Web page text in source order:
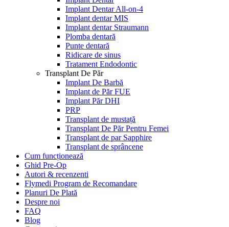
Implant Dentar All-on-4
Implant dentar MIS
Implant dentar Straumann
Plomba dentară
Punte dentară
Ridicare de sinus
Tratament Endodontic
Transplant De Păr
Implant De Barbă
Implant de Păr FUE
Implant Păr DHI
PRP
Transplant de mustață
Transplant De Păr Pentru Femei
Transplant de par Sapphire
Transplant de sprâncene
Cum funcționează
Ghid Pre-Op
Autori & recenzenti
Flymedi Program de Recomandare
Planuri De Plată
Despre noi
FAQ
Blog